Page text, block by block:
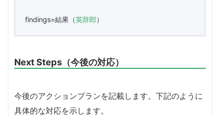
findings=結果（英辞郎）
Next Steps（今後の対応）
今後のアクションプランを記載します。下記のように
具体的な対応を示します。